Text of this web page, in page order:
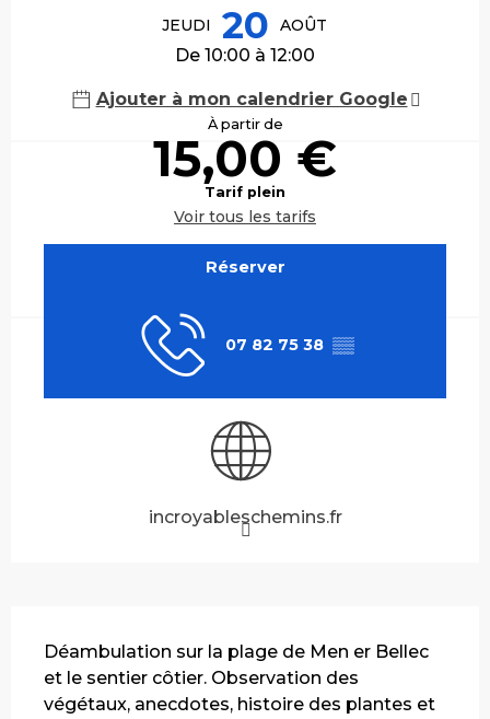
JEUDI 20 AOÛT
De 10:00 à 12:00
Ajouter à mon calendrier Google
À partir de
15,00 €
Tarif plein
Voir tous les tarifs
Réserver
07 82 75 38 ▒▒
incroyableschemins.fr
Déambulation sur la plage de Men er Bellec
et le sentier côtier. Observation des
végétaux, anecdotes, histoire des plantes et